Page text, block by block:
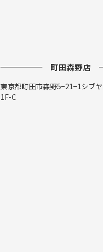
町田森野店
東京都町田市森野5−21−1シブ
1F-C